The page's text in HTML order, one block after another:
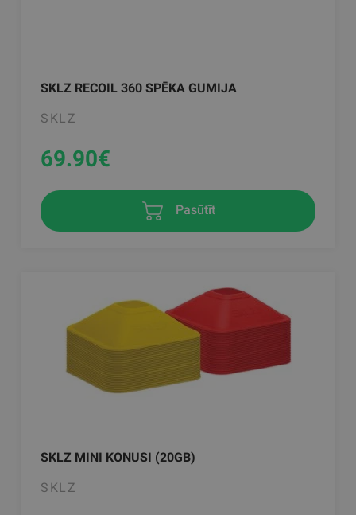
SKLZ RECOIL 360 SPĒKA GUMIJA
SKLZ
69.90€
Pasūtīt
SKLZ MINI KONUSI (20GB)
SKLZ